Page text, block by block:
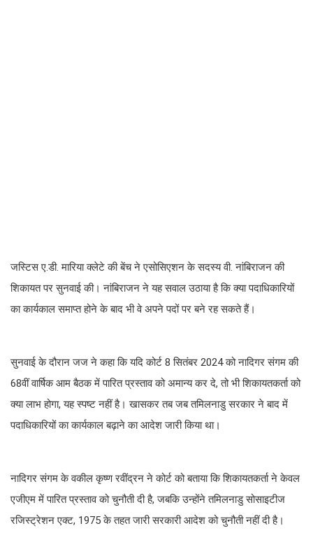
जस्टिस ए.डी. मारिया क्लेटे की बेंच ने एसोसिएशन के सदस्य वी. नांबिराजन की
शिकायत पर सुनवाई की। नांबिराजन ने यह सवाल उठाया है कि क्या पदाधिकारियों
का कार्यकाल समाप्त होने के बाद भी वे अपने पदों पर बने रह सकते हैं।
सुनवाई के दौरान जज ने कहा कि यदि कोर्ट 8 सितंबर 2024 को नादिगर संगम की
68वीं वार्षिक आम बैठक में पारित प्रस्ताव को अमान्य कर दे, तो भी शिकायतकर्ता को
क्या लाभ होगा, यह स्पष्ट नहीं है। खासकर तब जब तमिलनाडु सरकार ने बाद में
पदाधिकारियों का कार्यकाल बढ़ाने का आदेश जारी किया था।
नादिगर संगम के वकील कृष्ण रवींद्रन ने कोर्ट को बताया कि शिकायतकर्ता ने केवल
एजीएम में पारित प्रस्ताव को चुनौती दी है, जबकि उन्होंने तमिलनाडु सोसाइटीज
रजिस्ट्रेशन एक्ट, 1975 के तहत जारी सरकारी आदेश को चुनौती नहीं दी है।